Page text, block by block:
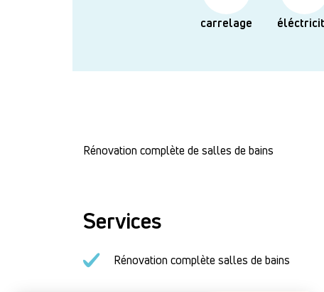
carrelage
Rénovation complète de salles de bains
Services
Rénovation complète salles de bains